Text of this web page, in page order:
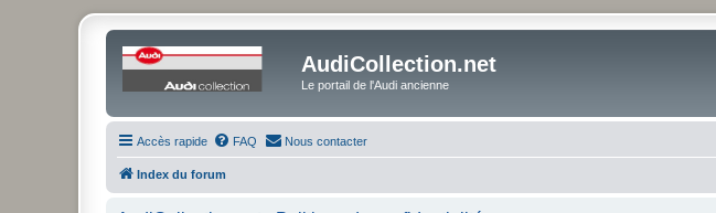
AudiCollection.net
Le portail de l'Audi ancienne
Accès rapide FAQ Nous contacter
Index du forum